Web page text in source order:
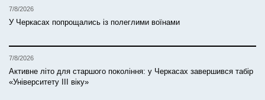
7/8/2026
У Черкасах попрощались із полеглими воїнами
7/8/2026
Активне літо для старшого покоління: у Черкасах завершився табір
«Університету ІІІ віку»